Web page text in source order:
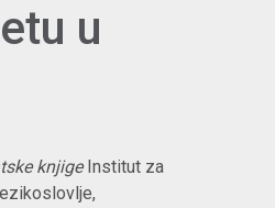
u
knjigeInstitut za